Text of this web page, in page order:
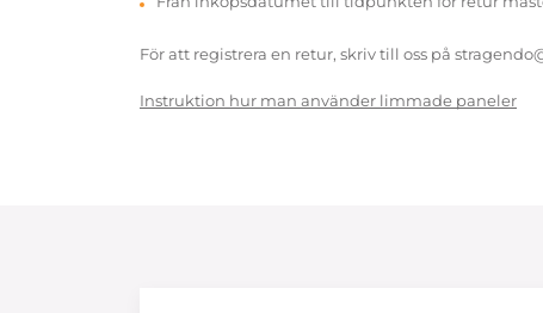
För att registrera en retur, skriv till oss på
Instruktion hur man använder limmade paneler